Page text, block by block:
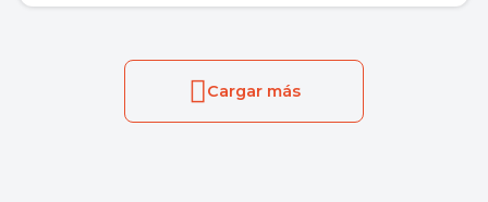
Cargar más